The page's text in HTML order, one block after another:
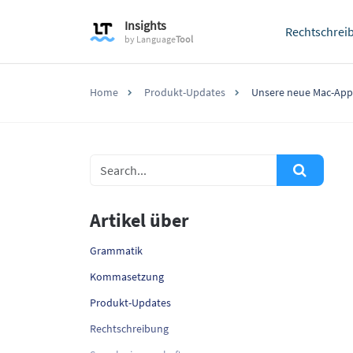
Insights
by LanguageTool
Home Produkt-Updates Unsere neue Mac-
Artikel über
Grammatik
Kommasetzung
Produkt-Updates
Rechtschreibung